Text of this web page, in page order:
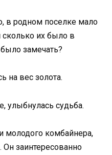
в родном поселке мало
сколько их было в
замечать?
на вес золота.
улыбнулась судьба.
молодого комбайнера,
заинтересованно